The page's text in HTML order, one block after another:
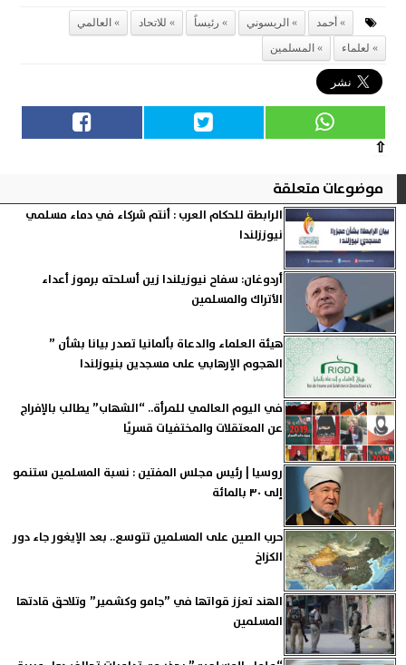
أحمد الريسوني رئيساً للاتحاد
العالمي
لعلماء
المسلمين
⇧
موضوعات متعلقة
الرابطة للحكام العرب : أنتم شركاء في دماء مسلمي
نيوززلندا
أردوغان: سفاح نيوزيلندا زين أسلحته برموز أعداء
الأتراك والمسلمين
هيئة العلماء والدعاة بألمانيا تصدر بيانا بشأن ”
الهجوم الإرهابي على مسجدين بنيوزلندا
في اليوم العالمي للمرأة.. “الشهاب” يطالب بالإفراج
عن المعتقلات والمختفيات قسريًا
روسيا | رئيس مجلس المفتين : نسبة المسلمين ستنمو
إلى ٣٠ بالمائة
حرب الصين على المسلمين تتوسع.. بعد الإيغور جاء دور
الكزاخ
الهند تعزز قواتها في ”جامو وكشمير” وتلاحق قادتها
المسلمين